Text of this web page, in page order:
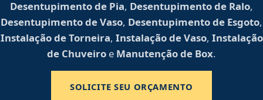
Desentupimento de Pia, Desentupimento de Ralo,
Desentupimento de Vaso, Desentupimento de Esgoto,
Instalação de Torneira, Instalação de Vaso, Instalação
de Chuveiro e Manutenção de Box.
SOLICITE SEU ORÇAMENTO